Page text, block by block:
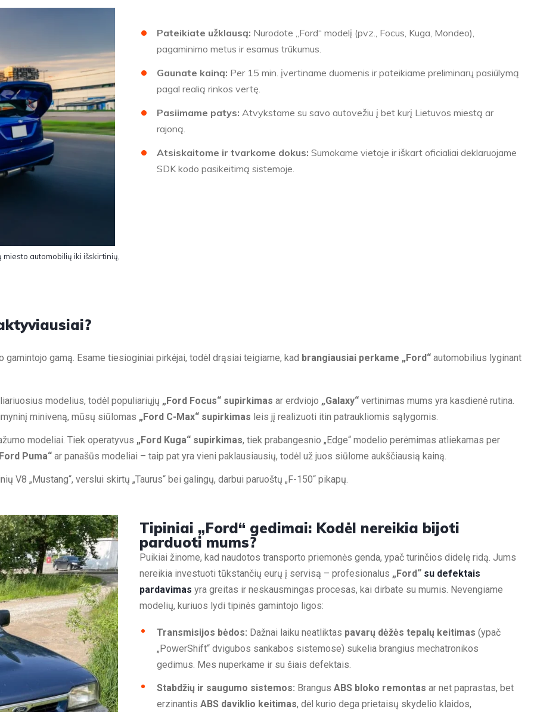
automobilių iki išskirtinių,
Pateikiate užklausą: Nurodote „Ford“ modelį (pvz., Focus, Kuga, Mondeo),
pagaminimo metus ir esamus trūkumus.
Gaunate kainą: Per 15 min. įvertiname duomenis ir pateikiame preliminarų pasiūlymą
pagal realią rinkos vertę.
Pasiimame patys: Atvykstame su savo autovežiu į bet kurį Lietuvos miestą ar
rajoną.
Atsiskaitome ir tvarkome dokus: Sumokame vietoje ir iškart oficialiai deklaruojame
SDK kodo pasikeitimą sistemoje.
gamą. Esame tiesioginiai pirkėjai, todėl drąsiai teigiame, kad brangiausiai perkame „Ford“ automobilius lyginant
modelius, todėl populiariųjų „Ford Focus“ supirkimas ar erdviojo „Galaxy“ vertinimas mums yra kasdienė rutina.
miniveną, mūsų siūlomas „Ford C-Max“ supirkimas leis jį realizuoti itin patraukliomis sąlygomis.
modeliai. Tiek operatyvus „Ford Kuga“ supirkimas, tiek prabangesnio „Edge“ modelio perėmimas atliekamas per
Puma“ ar panašūs modeliai – taip pat yra vieni paklausiausių, todėl už juos siūlome aukščiausią kainą.
V8 „Mustang“, verslui skirtų „Taurus“ bei galingų, darbui paruoštų „F-150“ pikapų.
Tipiniai „Ford“ gedimai: Kodėl nereikia bijoti
parduoti mums?
Puikiai žinome, kad naudotos transporto priemonės genda, ypač turinčios didelę ridą. Jums
nereikia investuoti tūkstančių eurų į servisą – profesionalus „Ford“ su defektais
pardavimas yra greitas ir neskausmingas procesas, kai dirbate su mumis. Nevengiame
modelių, kuriuos lydi tipinės gamintojo ligos:
Transmisijos bėdos: Dažnai laiku neatliktas pavarų dėžės tepalų keitimas (ypač
„PowerShift“ dvigubos sankabos sistemose) sukelia brangius mechatronikos
gedimus. Mes nuperkame ir su šiais defektais.
Stabdžių ir saugumo sistemos: Brangus ABS bloko remontas ar net paprastas, bet
erzinantis ABS daviklio keitimas, dėl kurio dega prietaisų skydelio klaidos,